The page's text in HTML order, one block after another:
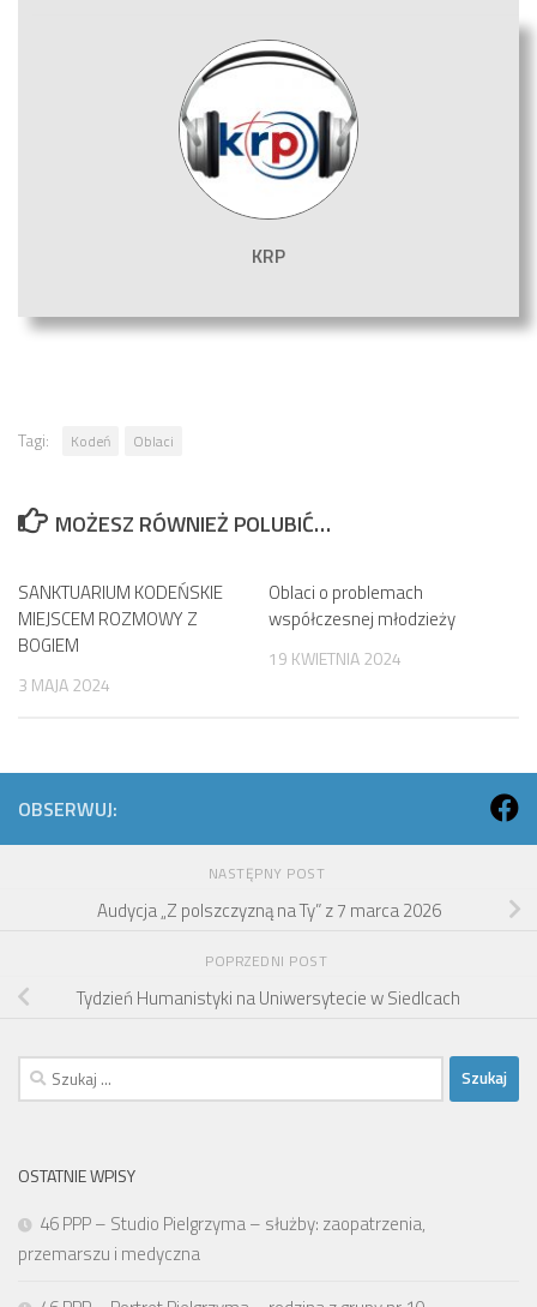
KRP
Tagi: Kodeń Oblaci
MOŻESZ RÓWNIEŻ POLUBIĆ…
SANKTUARIUM KODEŃSKIE
MIEJSCEM ROZMOWY Z
BOGIEM
3 MAJA 2024
Oblaci o problemach
współczesnej młodzieży
19 KWIETNIA 2024
OBSERWUJ:
NASTĘPNY POST
Audycja „Z polszczyzną na Ty” z 7 marca 2026
POPRZEDNI POST
Tydzień Humanistyki na Uniwersytecie w Siedlcach
Szukaj:
OSTATNIE WPISY
46 PPP – Studio Pielgrzyma – służby: zaopatrzenia,
przemarszu i medyczna